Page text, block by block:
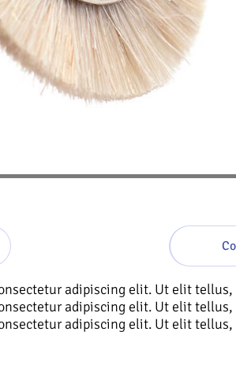
adipiscing elit. Ut elit
adipiscing elit. Ut elit
adipiscing elit. Ut elit